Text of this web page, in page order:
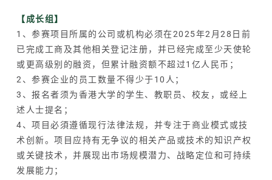
【成长组】
1、参赛项目所属的公司或机构必须在2025年2月28日前
已完成工商及其他相关登记注册，并已经完成至少天使轮
或更高级别的融资，但累计融资额不超过1亿人民币；
2、参赛企业的员工数量不得少于10人；
3、报名者须为香港大学的学生、教职员、校友，或经上
述人士提名；
4、项目必須遵循现行法律法规，并专注于商业模式或技
术创新。项目应持有无争议的相关产品或技术的知识产权
或关键技术，并展现出市场规模潜力、战略定位和可持续
发展能力；